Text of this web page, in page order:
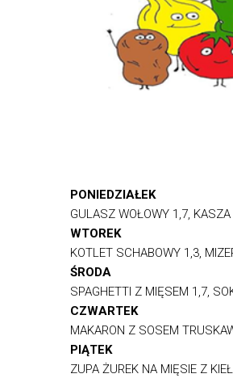
PONIEDZIAŁEK
GULASZ WOŁOWY 1,7,
WTOREK
KOTLET SCHABOWY 1,3,
ŚRODA
SPAGHETTI Z MIĘSEM 1,7,
CZWARTEK
MAKARON Z SOSEM
PIĄTEK
ZUPA ŻUREK NA MIĘSIE Z